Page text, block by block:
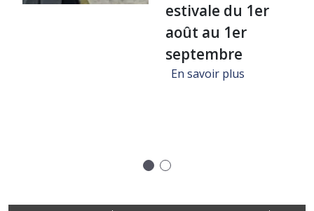
estivale du 1er
août au 1er
septembre
En savoir plus